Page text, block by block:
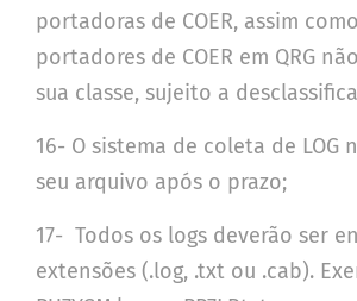
portadoras de COER, assim
portadores de COER em QRG
sua classe, sujeito a
16- O sistema de coleta de LOG
seu arquivo após o prazo;
17- Todos os logs deverão ser
extensões (.log, .txt ou .cab).